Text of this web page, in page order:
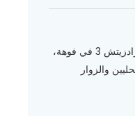
كافيه كلوب، الواقع في فوكه كارادزيتش 3 في فوهة،
والزوار